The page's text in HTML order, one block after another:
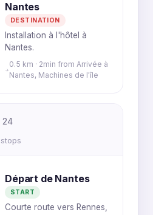
Nantes
DESTINATION
Installation à l'hôtel à
Nantes.
0.5 km · 2min from Arrivée à
Nantes, Machines de l'île
24
stops
Départ de Nantes
START
Courte route vers Rennes,